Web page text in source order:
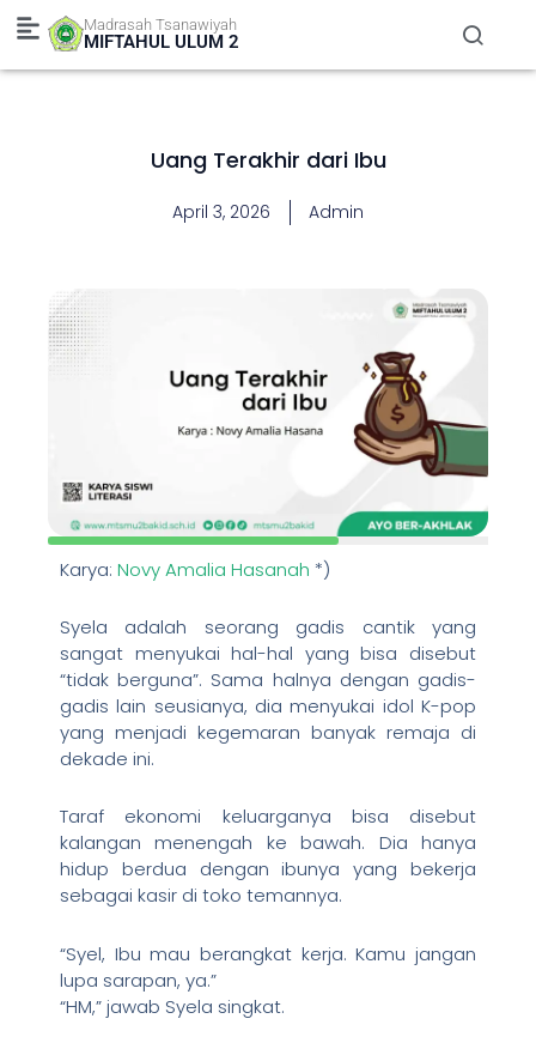
Skip
content
Madrasah Tsanawiyah
MIFTAHUL ULUM 2
Uang Terakhir dari Ibu
April 3, 2026 Admin
Karya: Novy Amalia Hasanah *)
Syela adalah seorang gadis cantik yang
sangat menyukai hal-hal yang bisa disebut
“tidak berguna”. Sama halnya dengan gadis-
gadis lain seusianya, dia menyukai idol K-pop
yang menjadi kegemaran banyak remaja di
dekade ini.
Taraf ekonomi keluarganya bisa disebut
kalangan menengah ke bawah. Dia hanya
hidup berdua dengan ibunya yang bekerja
sebagai kasir di toko temannya.
“Syel, Ibu mau berangkat kerja. Kamu jangan
lupa sarapan, ya.”
“HM,” jawab Syela singkat.